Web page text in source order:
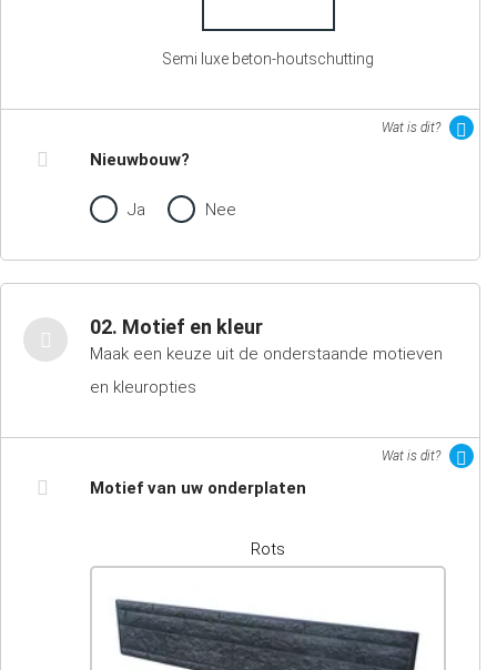
Semi luxe beton-houtschutting
Wat is dit?
Nieuwbouw?
Ja Nee
02. Motief en kleur
Maak een keuze uit de onderstaande motieven
en kleuropties
Wat is dit?
Motief van uw onderplaten
Rots